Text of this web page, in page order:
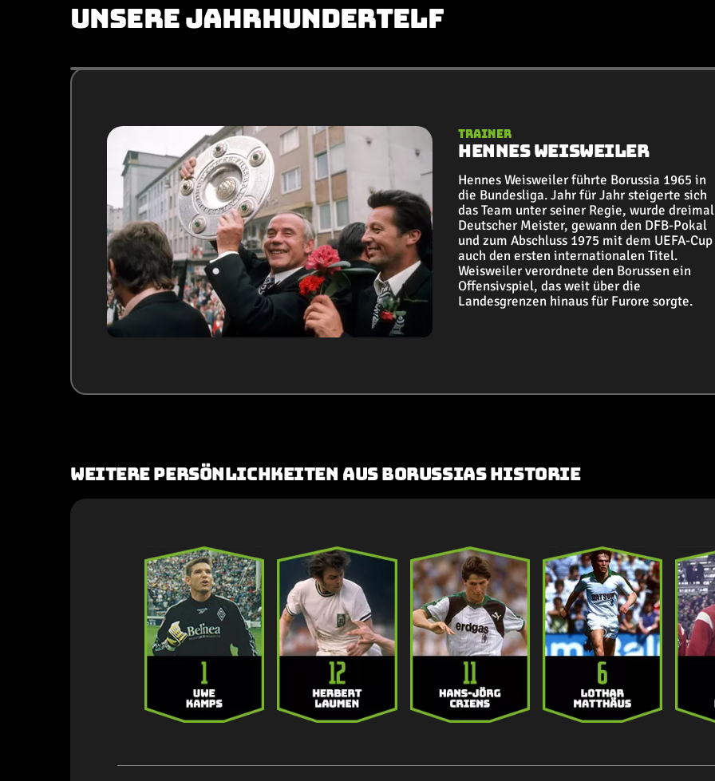
UNSERE JAHRHUNDERTELF
Trainer
Hennes Weisweiler
Hennes Weisweiler führte Borussia 1965 in
die Bundesliga. Jahr für Jahr steigerte sich
das Team unter seiner Regie, wurde dreimal
Deutscher Meister, gewann den DFB-Pokal
und zum Abschluss 1975 mit dem UEFA-Cup
auch den ersten internationalen Titel.
Weisweiler verordnete den Borussen ein
Offensivspiel, das weit über die
Landesgrenzen hinaus für Furore sorgte.
Weitere Persönlichkeiten aus Borussias Historie